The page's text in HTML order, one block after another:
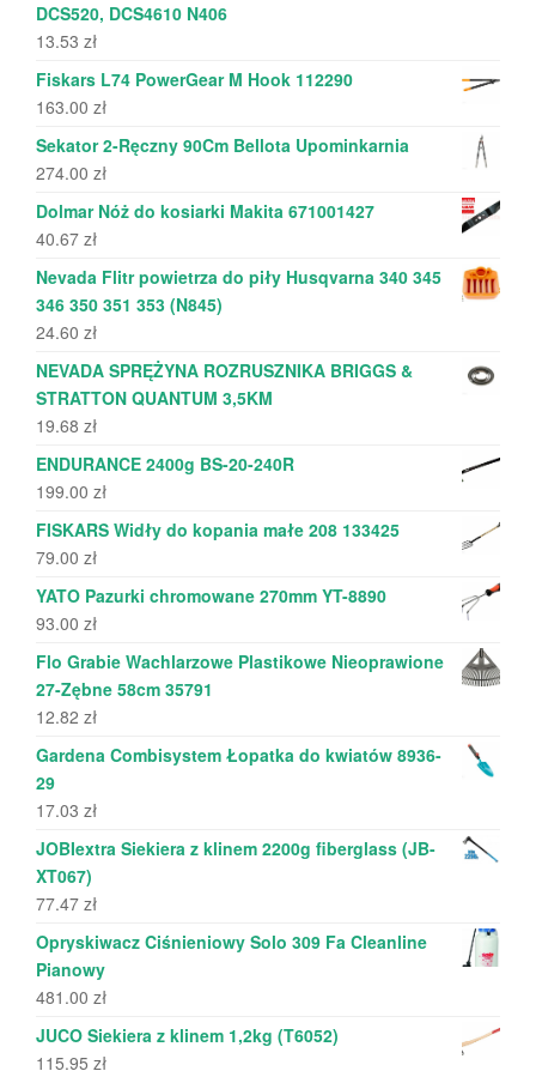
DCS520, DCS4610 N406
13.53 zł
Fiskars L74 PowerGear M Hook 112290
163.00 zł
Sekator 2-Ręczny 90Cm Bellota Upominkarnia
274.00 zł
Dolmar Nóż do kosiarki Makita 671001427
40.67 zł
Nevada Flitr powietrza do piły Husqvarna 340 345
346 350 351 353 (N845)
24.60 zł
NEVADA SPRĘŻYNA ROZRUSZNIKA BRIGGS &
STRATTON QUANTUM 3,5KM
19.68 zł
ENDURANCE 2400g BS-20-240R
199.00 zł
FISKARS Widły do kopania małe 208 133425
79.00 zł
YATO Pazurki chromowane 270mm YT-8890
93.00 zł
Flo Grabie Wachlarzowe Plastikowe Nieoprawione
27-Zębne 58cm 35791
12.82 zł
Gardena Combisystem Łopatka do kwiatów 8936-
29
17.03 zł
JOBIextra Siekiera z klinem 2200g fiberglass (JB-
XT067)
77.47 zł
Opryskiwacz Ciśnieniowy Solo 309 Fa Cleanline
Pianowy
481.00 zł
JUCO Siekiera z klinem 1,2kg (T6052)
115.95 zł